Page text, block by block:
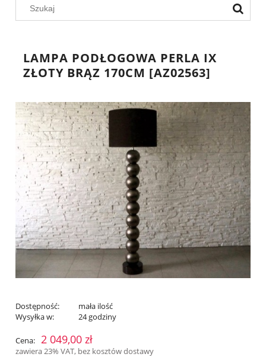
LAMPA PODŁOGOWA PERLA IX
ZŁOTY BRĄZ 170CM [AZ02563]
Dostępność:
mała ilość
Wysyłka w:
24 godziny
Cena: 2 049,00 zł
zawiera 23% VAT, bez kosztów dostawy